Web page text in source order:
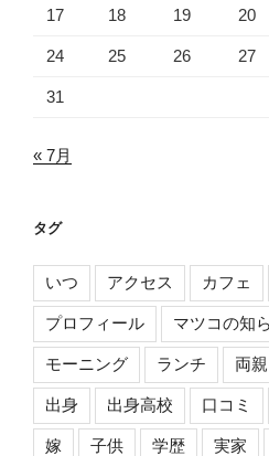
17 18 19 20
24 25 26 27
31
« 7月
タグ
いつ アクセス カフェ
プロフィール マツコの知
モーニング ランチ 両親
出身 出身高校 口コミ
嫁 子供 学歴 実家